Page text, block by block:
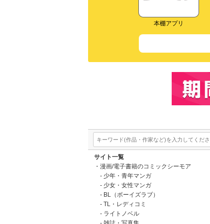
本棚アプリ
サイト一覧
漫画/電子書籍のコミックシーモア
少年・青年マンガ
少女・女性マンガ
BL（ボーイズラブ）
TL・レディコミ
ライトノベル